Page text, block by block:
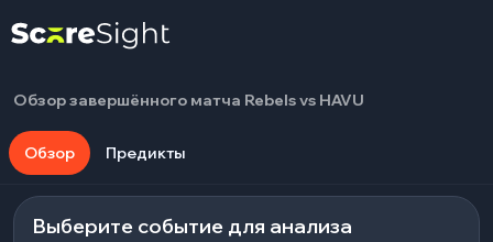
Обзор завершённого матча Rebels vs HAVU
Обзор Предикты
Выберите событие для анализа